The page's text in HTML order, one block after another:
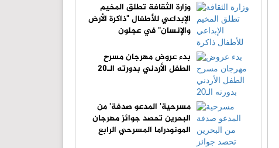
وزارة الثقافة تطلق المخيم
الإبداعي للأطفال "ذاكرة الأرض
والإنسان" في عجلون
بدء عروض مهرجان مسرح
الطفل الأردني بدورته الـ20
مسرحية' المدعو صدفة' من
البحرين تحصد جوائز مهرجان
المونودراما المسرحي الرابع